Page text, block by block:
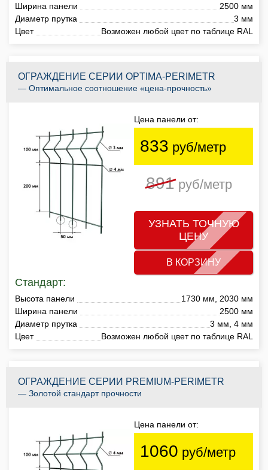
Ширина панели
2500 мм
Диаметр прутка
3 мм
Цвет
Возможен любой цвет по таблице RAL
ОГРАЖДЕНИЕ СЕРИИ OPTIMA-PERIMETR
— Оптимальное соотношение «цена-прочность»
Цена панели от:
833 руб/метр
891руб/метр
УЗНАТЬ ТОЧНУЮ
ЦЕНУ
В КОРЗИНУ
Стандарт:
Высота панели
1730 мм, 2030 мм
Ширина панели
2500 мм
Диаметр прутка
3 мм, 4 мм
Цвет
Возможен любой цвет по таблице RAL
ОГРАЖДЕНИЕ СЕРИИ PREMIUM-PERIMETR
— Золотой стандарт прочности
Цена панели от:
1060 руб/метр